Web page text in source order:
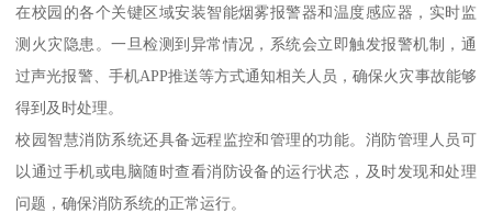
在校园的各个关键区域安装智能烟雾报警器和温度感应器，实时监
测火灾隐患。一旦检测到异常情况，系统会立即触发报警机制，通
过声光报警、手机APP推送等方式通知相关人员，确保火灾事故能够
得到及时处理。
校园智慧消防系统还具备远程监控和管理的功能。消防管理人员可
以通过手机或电脑随时查看消防设备的运行状态，及时发现和处理
问题，确保消防系统的正常运行。